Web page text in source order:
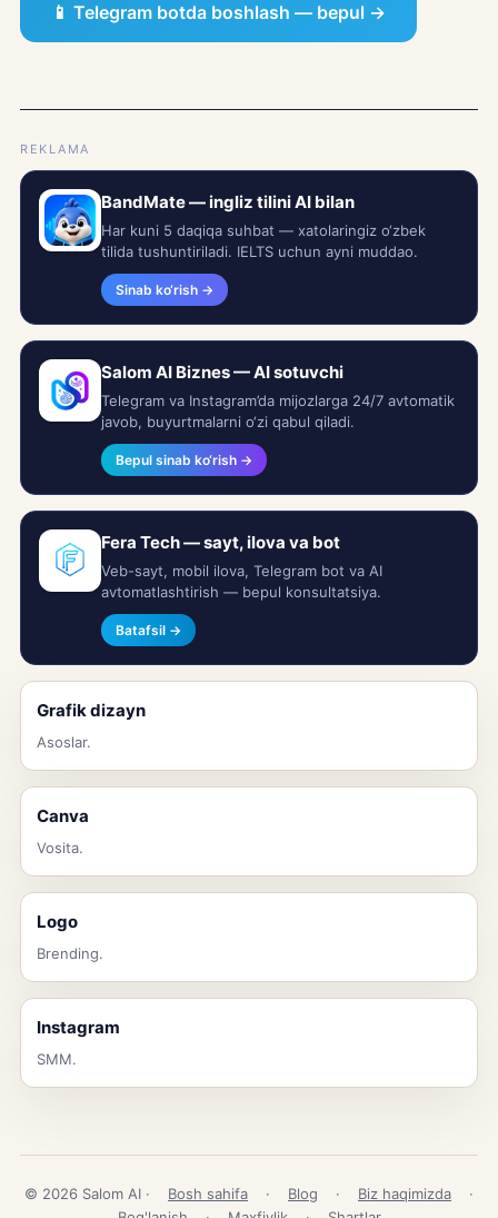
📱 Telegram botda boshlash — bepul →
REKLAMA
BandMate — ingliz tilini AI bilan
Har kuni 5 daqiqa suhbat — xatolaringiz o‘zbek
tilida tushuntiriladi. IELTS uchun ayni muddao.
Sinab ko‘rish →
Salom AI Biznes — AI sotuvchi
Telegram va Instagram’da mijozlarga 24/7 avtomatik
javob, buyurtmalarni o‘zi qabul qiladi.
Bepul sinab ko‘rish →
Fera Tech — sayt, ilova va bot
Veb-sayt, mobil ilova, Telegram bot va AI
avtomatlashtirish — bepul konsultatsiya.
Batafsil →
Grafik dizayn
Asoslar.
Canva
Vosita.
Logo
Brending.
Instagram
SMM.
© 2026 Salom AI · Bosh sahifa · Blog · Biz haqimizda
·